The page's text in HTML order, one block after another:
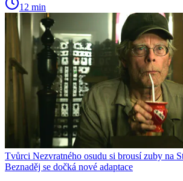
12 min
Tvůrci Nezvratného osudu si brousí zuby na
Beznaděj se dočká nové adaptace